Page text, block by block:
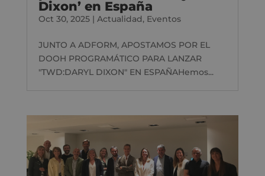
Dixon’ en España
Oct 30, 2025| Actualidad, Eventos
JUNTO A ADFORM, APOSTAMOS POR EL
DOOH PROGRAMÁTICO PARA LANZAR
"TWD:DARYL DIXON" EN ESPAÑAHemos...